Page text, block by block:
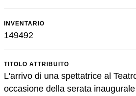
INVENTARIO
149492
TITOLO ATTRIBUITO
L'arrivo di una spettatrice al
occasione della serata